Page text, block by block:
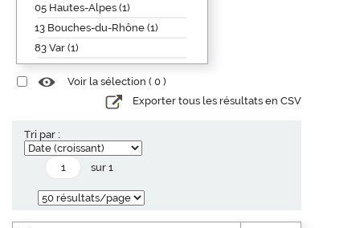
05 Hautes-Alpes (1)
13 Bouches-du-Rhône (1)
83 Var (1)
Voir la sélection ( 0 )
Exporter tous les résultats en CSV
Tri par :
sur 1